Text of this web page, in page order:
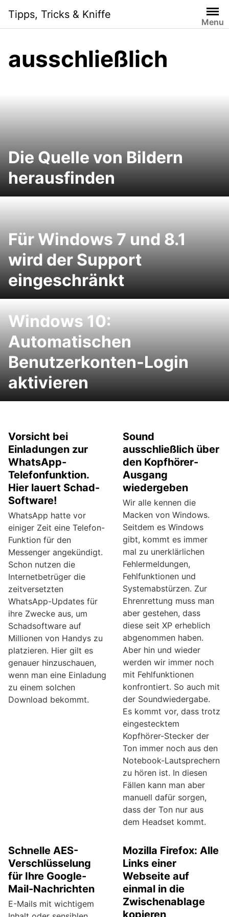
i
Tipps, Tricks & Kniffe
Menu
ausschließlich
Die Quelle von Bildern
herausfinden
Für Windows 7 und 8.1
wird der Support
eingeschränkt
Windows 10:
Automatischen
Benutzerkonten-Login
aktivieren
Vorsicht bei
Einladungen zur
WhatsApp-
Telefonfunktion.
Hier lauert Schad-
Software!
WhatsApp hatte vor
einiger Zeit eine Telefon-
Funktion für den
Messenger angekündigt.
Schon nutzen die
Internetbetrüger die
zeitversetzten
WhatsApp-Updates für
ihre Zwecke aus, um
Schadsoftware auf
Millionen von Handys zu
platzieren. Hier gilt es
genauer hinzuschauen,
wenn man eine Einladung
zu einem solchen
Download bekommt.
Sound
ausschließlich über
den Kopfhörer-
Ausgang
wiedergeben
Wir alle kennen die
Macken von Windows.
Seitdem es Windows
gibt, kommt es immer
mal zu unerklärlichen
Fehlermeldungen,
Fehlfunktionen und
Systemabstürzen. Zur
Ehrenrettung muss man
aber gestehen, dass
diese seit XP erheblich
abgenommen haben.
Aber hin und wieder
werden wir immer noch
mit Fehlfunktionen
konfrontiert. So auch mit
der Soundwiedergabe.
Es kommt vor, dass trotz
eingestecktem
Kopfhörer-Stecker der
Ton immer noch aus den
Notebook-Lautsprechern
zu hören ist. In diesen
Fällen kann man aber
manuell dafür sorgen,
dass der Ton nur aus
dem Headset kommt.
Schnelle AES-
Verschlüsselung
für Ihre Google-
Mail-Nachrichten
E-Mails mit wichtigem
Mozilla Firefox: Alle
Links einer
Webseite auf
einmal in die
Zwischenablage
kopieren